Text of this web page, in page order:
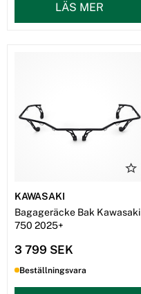
LÄS MER
KAWASAKI
Bagageräcke Bak Kawasaki
750 2025+
3 799 SEK
Beställningsvara